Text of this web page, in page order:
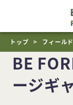
トップ フィール
BE
ージギ